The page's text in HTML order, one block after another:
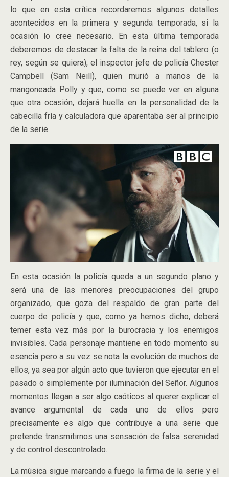
lo que en esta crítica recordaremos algunos detalles
acontecidos en la primera y segunda temporada, si la
ocasión lo cree necesario. En esta última temporada
deberemos de destacar la falta de la reina del tablero (o
rey, según se quiera), el inspector jefe de policía Chester
Campbell (Sam Neill), quien murió a manos de la
mangoneada Polly y que, como se puede ver en alguna
que otra ocasión, dejará huella en la personalidad de la
cabecilla fría y calculadora que aparentaba ser al principio
de la serie.
En esta ocasión la policía queda a un segundo plano y
será una de las menores preocupaciones del grupo
organizado, que goza del respaldo de gran parte del
cuerpo de policía y que, como ya hemos dicho, deberá
temer esta vez más por la burocracia y los enemigos
invisibles. Cada personaje mantiene en todo momento su
esencia pero a su vez se nota la evolución de muchos de
ellos, ya sea por algún acto que tuvieron que ejecutar en el
pasado o simplemente por iluminación del Señor. Algunos
momentos llegan a ser algo caóticos al querer explicar el
avance argumental de cada uno de ellos pero
precisamente es algo que contribuye a una serie que
pretende transmitirnos una sensación de falsa serenidad
y de control descontrolado.
La música sigue marcando a fuego la firma de la serie y el